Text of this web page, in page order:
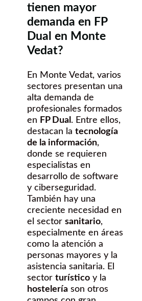
tienen mayor
demanda en FP
Dual en Monte
Vedat?
En Monte Vedat, varios
sectores presentan una
alta demanda de
profesionales formados
en FP Dual . Entre ellos,
destacan la tecnología
de la información,
donde se requieren
especialistas en
desarrollo de software
y ciberseguridad.
También hay una
creciente necesidad en
el sector sanitario,
especialmente en áreas
como la atención a
personas mayores y la
asistencia sanitaria. El
sector turístico y la
hostelería son otros